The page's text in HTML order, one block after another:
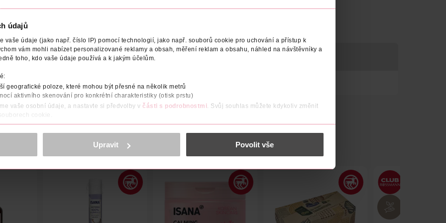
údajů
vaše údaje (jako např. číslo IP) pomocí technologií, jako např. souborů cookie pro uchování a přístup k
vám mohli nabízet personalizované reklamy a obsah, měření reklam a obsahu, náhled na návštěvníky a
toho, kdo vaše údaje používá a k jakým účelům.
geografické poloze, které mohou být přesné na několik metrů
aktivního skenování pro konkrétní charakteristiky (otisk prstu)
vaše osobní údaje, a nastavte si předvolby v části s podrobnostmi . Svůj souhlas můžete kdykoliv změnit
cookie.
a reklam, funkcí sociálních médií, analýze návštěvnosti, které mohou nést osobní údaje.
osobních údajů.
<
Upravit Povolit vše
DODAVATEL